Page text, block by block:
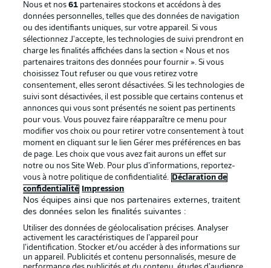
La publicité Conditions d’utilisation des
Mentions Légales Gérer mes préférences
Déclaration de
confidentialité
Diffuseurs
Travaux Contact
Impression Joueurs
Nous et nos61 partenaires stockons et accédons à des
données personnelles, telles que des données de navigation
ou des identifiants uniques, sur votre appareil. Si vous
sélectionnez J'accepte, les technologies de suivi prendront en
charge les finalités affichées dans la section « Nous et nos
partenaires traitons des données pour fournir ». Si vous
choisissez Tout refuser ou que vous retirez votre
consentement, elles seront désactivées. Si les technologies de
suivi sont désactivées, il est possible que certains contenus et
annonces qui vous sont présentés ne soient pas pertinents
pour vous. Vous pouvez faire réapparaître ce menu pour
modifier vos choix ou pour retirer votre consentement à tout
moment en cliquant sur le lien Gérer mes préférences en bas
de page. Les choix que vous avez fait aurons un effet sur
notre ou nos Site Web. Pour plus d’informations, reportez-
vous à notre politique de confidentialité.
Déclaration de
confidentialité
Impression
Nos équipes ainsi que nos partenaires externes, traitent
des données selon les finalités suivantes :
Utiliser des données de géolocalisation précises. Analyser
activement les caractéristiques de l’appareil pour
l’identification. Stocker et/ou accéder à des informations sur
un appareil. Publicités et contenu personnalisés, mesure de